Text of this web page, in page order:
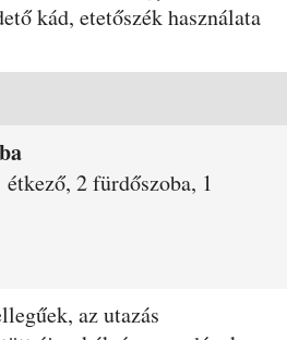
kád, etetőszék használata
2 fürdőszoba, 1
az utazás